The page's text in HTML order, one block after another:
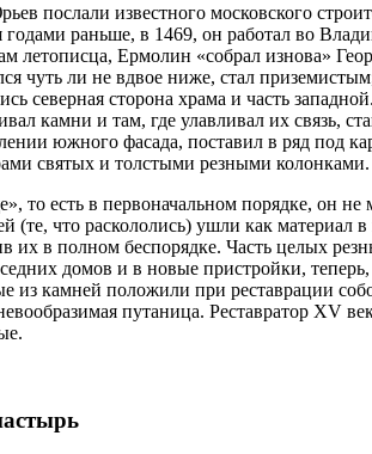
послали известного московского
годами раньше, в 1469, он работал во
летописца, Ермолин «собрал изнова»
чуть ли не вдвое ниже, стал
северная сторона храма и часть
камни и там, где улавливал их связь,
южного фасада, поставил в ряд под
святых и толстыми резными колонками.
то есть в первоначальном по­рядке, он
(те, что раскололись) ушли как
их в полном беспорядке. Часть целых
домов и в новые пристройки,
из камней положили при реставрации
путаница. Реставратор XV